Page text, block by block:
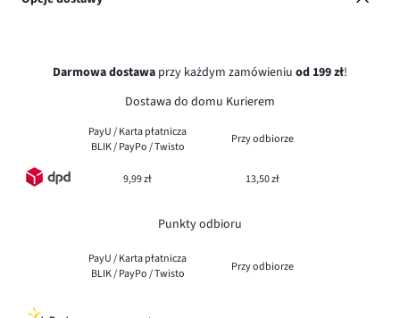
Darmowa dostawa przy każdym zamówieniu od 199 zł!
Dostawa do domu Kurierem
PayU / Karta płatnicza
BLIK / PayPo / Twisto
Przy odbiorze
9,99 zł 13,50 zł
Punkty odbioru
PayU / Karta płatnicza
BLIK / PayPo / Twisto
Przy odbiorze